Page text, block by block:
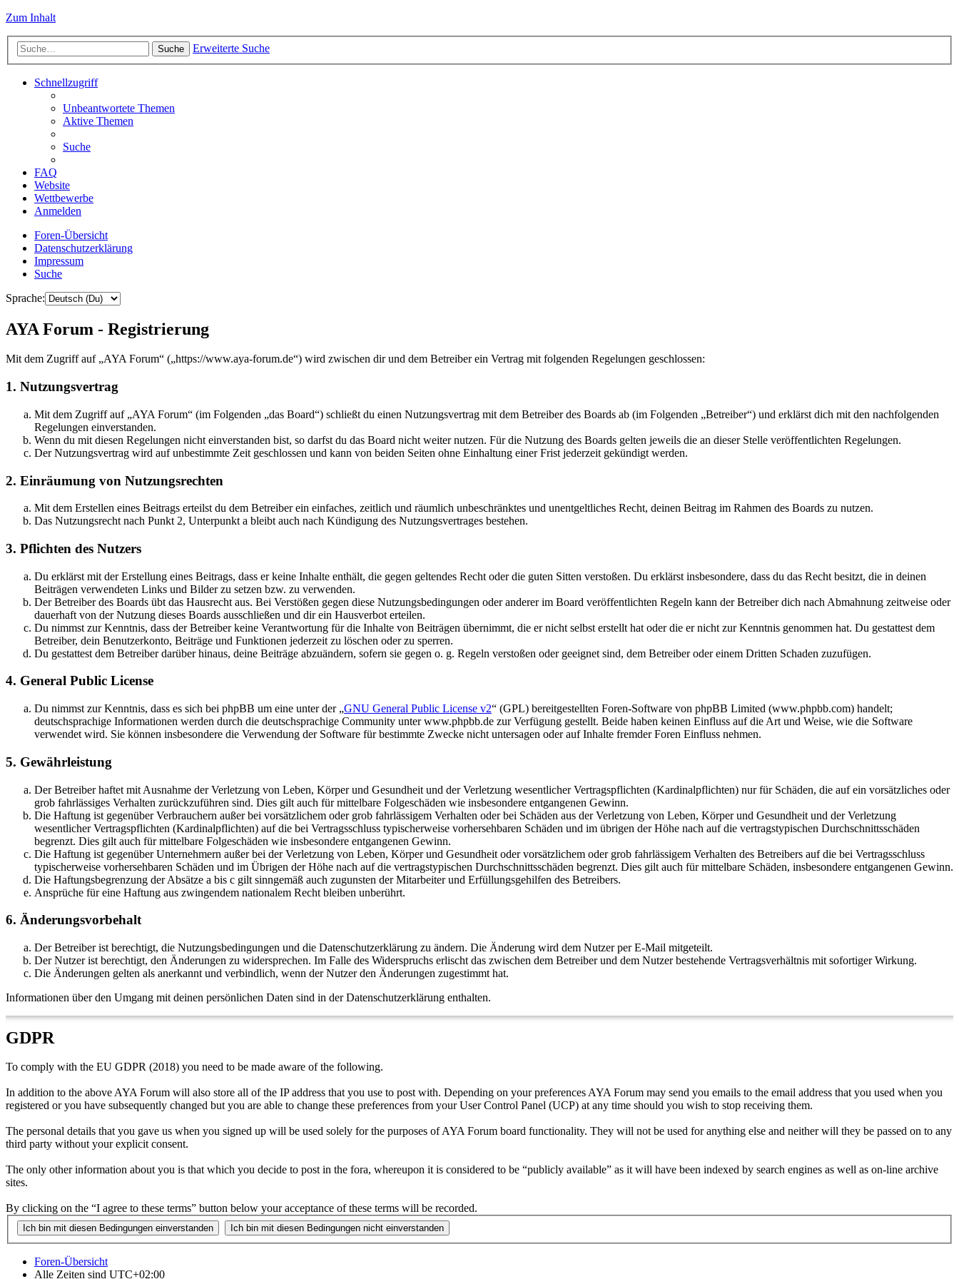
Zum Inhalt
Suche Erweiterte Suche
Schnellzugriff
Unbeantwortete Themen
Aktive Themen
Suche
FAQ
Website
Wettbewerbe
Anmelden
Foren-Übersicht
Datenschutzerklärung
Impressum
Suche
Sprache:
AYA Forum - Registrierung
Mit dem Zugriff auf „AYA Forum“ („https://www.aya-forum.de“) wird zwischen dir und dem Betreiber ein Vertrag mit folgenden Regelungen geschlossen:
1. Nutzungsvertrag
Mit dem Zugriff auf „AYA Forum“ (im Folgenden „das Board“) schließt du einen Nutzungsvertrag mit dem Betreiber des Boards ab (im Folgenden „Betreiber“) und erklärst dich mit den nachfolgenden
Regelungen einverstanden.
Wenn du mit diesen Regelungen nicht einverstanden bist, so darfst du das Board nicht weiter nutzen. Für die Nutzung des Boards gelten jeweils die an dieser Stelle veröffentlichten Regelungen.
Der Nutzungsvertrag wird auf unbestimmte Zeit geschlossen und kann von beiden Seiten ohne Einhaltung einer Frist jederzeit gekündigt werden.
2. Einräumung von Nutzungsrechten
Mit dem Erstellen eines Beitrags erteilst du dem Betreiber ein einfaches, zeitlich und räumlich unbeschränktes und unentgeltliches Recht, deinen Beitrag im Rahmen des Boards zu nutzen.
Das Nutzungsrecht nach Punkt 2, Unterpunkt a bleibt auch nach Kündigung des Nutzungsvertrages bestehen.
3. Pflichten des Nutzers
Du erklärst mit der Erstellung eines Beitrags, dass er keine Inhalte enthält, die gegen geltendes Recht oder die guten Sitten verstoßen. Du erklärst insbesondere, dass du das Recht besitzt, die in deinen
Beiträgen verwendeten Links und Bilder zu setzen bzw. zu verwenden.
Der Betreiber des Boards übt das Hausrecht aus. Bei Verstößen gegen diese Nutzungsbedingungen oder anderer im Board veröffentlichten Regeln kann der Betreiber dich nach Abmahnung zeitweise oder
dauerhaft von der Nutzung dieses Boards ausschließen und dir ein Hausverbot erteilen.
Du nimmst zur Kenntnis, dass der Betreiber keine Verantwortung für die Inhalte von Beiträgen übernimmt, die er nicht selbst erstellt hat oder die er nicht zur Kenntnis genommen hat. Du gestattest dem
Betreiber, dein Benutzerkonto, Beiträge und Funktionen jederzeit zu löschen oder zu sperren.
Du gestattest dem Betreiber darüber hinaus, deine Beiträge abzuändern, sofern sie gegen o. g. Regeln verstoßen oder geeignet sind, dem Betreiber oder einem Dritten Schaden zuzufügen.
4. General Public License
Du nimmst zur Kenntnis, dass es sich bei phpBB um eine unter der „GNU General Public License v2“ (GPL) bereitgestellten Foren-Software von phpBB Limited (www.phpbb.com) handelt;
deutschsprachige Informationen werden durch die deutschsprachige Community unter www.phpbb.de zur Verfügung gestellt. Beide haben keinen Einfluss auf die Art und Weise, wie die Software
verwendet wird. Sie können insbesondere die Verwendung der Software für bestimmte Zwecke nicht untersagen oder auf Inhalte fremder Foren Einfluss nehmen.
5. Gewährleistung
Der Betreiber haftet mit Ausnahme der Verletzung von Leben, Körper und Gesundheit und der Verletzung wesentlicher Vertragspflichten (Kardinalpflichten) nur für Schäden, die auf ein vorsätzliches oder
grob fahrlässiges Verhalten zurückzuführen sind. Dies gilt auch für mittelbare Folgeschäden wie insbesondere entgangenen Gewinn.
Die Haftung ist gegenüber Verbrauchern außer bei vorsätzlichem oder grob fahrlässigem Verhalten oder bei Schäden aus der Verletzung von Leben, Körper und Gesundheit und der Verletzung
wesentlicher Vertragspflichten (Kardinalpflichten) auf die bei Vertragsschluss typischerweise vorhersehbaren Schäden und im übrigen der Höhe nach auf die vertragstypischen Durchschnittsschäden
begrenzt. Dies gilt auch für mittelbare Folgeschäden wie insbesondere entgangenen Gewinn.
Die Haftung ist gegenüber Unternehmern außer bei der Verletzung von Leben, Körper und Gesundheit oder vorsätzlichem oder grob fahrlässigem Verhalten des Betreibers auf die bei Vertragsschluss
typischerweise vorhersehbaren Schäden und im Übrigen der Höhe nach auf die vertragstypischen Durchschnittsschäden begrenzt. Dies gilt auch für mittelbare Schäden, insbesondere entgangenen Gewinn.
Die Haftungsbegrenzung der Absätze a bis c gilt sinngemäß auch zugunsten der Mitarbeiter und Erfüllungsgehilfen des Betreibers.
Ansprüche für eine Haftung aus zwingendem nationalem Recht bleiben unberührt.
6. Änderungsvorbehalt
Der Betreiber ist berechtigt, die Nutzungsbedingungen und die Datenschutzerklärung zu ändern. Die Änderung wird dem Nutzer per E-Mail mitgeteilt.
Der Nutzer ist berechtigt, den Änderungen zu widersprechen. Im Falle des Widerspruchs erlischt das zwischen dem Betreiber und dem Nutzer bestehende Vertragsverhältnis mit sofortiger Wirkung.
Die Änderungen gelten als anerkannt und verbindlich, wenn der Nutzer den Änderungen zugestimmt hat.
Informationen über den Umgang mit deinen persönlichen Daten sind in der Datenschutzerklärung enthalten.
GDPR
To comply with the EU GDPR (2018) you need to be made aware of the following.
In addition to the above AYA Forum will also store all of the IP address that you use to post with. Depending on your preferences AYA Forum may send you emails to the email address that you used when you
registered or you have subsequently changed but you are able to change these preferences from your User Control Panel (UCP) at any time should you wish to stop receiving them.
The personal details that you gave us when you signed up will be used solely for the purposes of AYA Forum board functionality. They will not be used for anything else and neither will they be passed on to any
third party without your explicit consent.
The only other information about you is that which you decide to post in the fora, whereupon it is considered to be “publicly available” as it will have been indexed by search engines as well as on-line archive
sites.
By clicking on the “I agree to these terms” button below your acceptance of these terms will be recorded.
Foren-Übersicht
Alle Zeiten sind UTC+02:00